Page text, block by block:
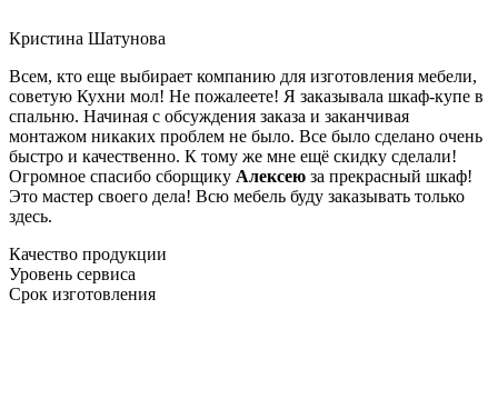
Кристина Шатунова
Всем, кто еще выбирает компанию для изготовления мебели,
советую Кухни мол! Не пожалеете! Я заказывала шкаф-купе в
спальню. Начиная с обсуждения заказа и заканчивая
монтажом никаких проблем не было. Все было сделано очень
быстро и качественно. К тому же мне ещё скидку сделали!
Огромное спасибо сборщику Алексею за прекрасный шкаф!
Это мастер своего дела! Всю мебель буду заказывать только
здесь.
Качество продукции
Уровень сервиса
Срок изготовления